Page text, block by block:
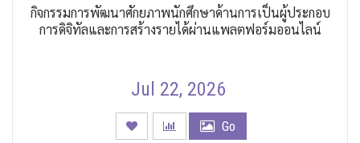
กิจกรรมการพัฒนาศักยภาพนักศึกษาด้านการเป็นผู้ประกอบ
การดิจิทัลและการสร้างรายได้ผ่านแพลตฟอร์มออนไลน์
Jul 22, 2026
Go